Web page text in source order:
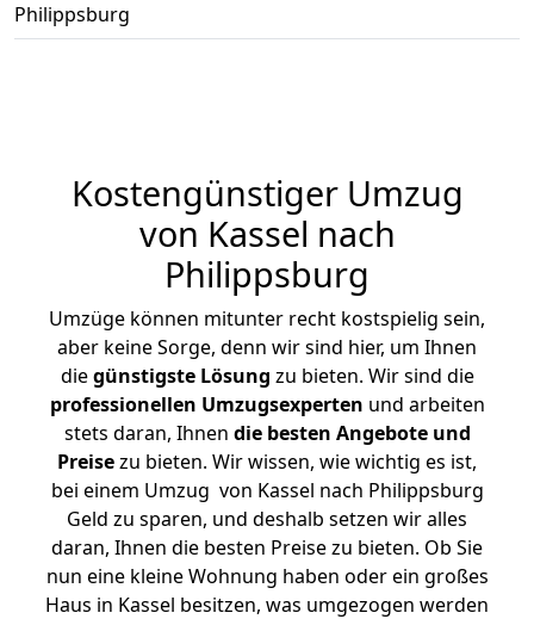
Philippsburg
Kostengünstiger Umzug
von Kassel nach
Philippsburg
Umzüge können mitunter recht kostspielig sein,
aber keine Sorge, denn wir sind hier, um Ihnen
diegünstigste Lösung zu bieten. Wir sind die
professionellen Umzugsexperten und arbeiten
stets daran, Ihnen die besten Angebote und
Preisezu bieten. Wir wissen, wie wichtig es ist,
bei einem Umzug von Kassel nach Philippsburg
Geld zu sparen, und deshalb setzen wir alles
daran, Ihnen die besten Preise zu bieten. Ob Sie
nun eine kleine Wohnung haben oder ein großes
Haus in Kassel besitzen, was umgezogen werden